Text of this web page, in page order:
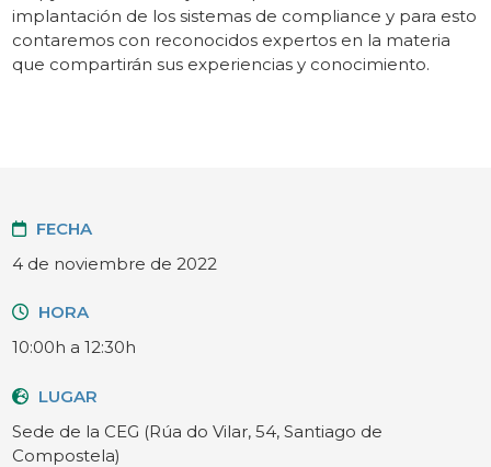
implantación de los sistemas de compliance y para esto
contaremos con reconocidos expertos en la materia
que compartirán sus experiencias y conocimiento.
FECHA
4 de noviembre de 2022
HORA
10:00h a 12:30h
LUGAR
Sede de la CEG (Rúa do Vilar, 54, Santiago de
Compostela)